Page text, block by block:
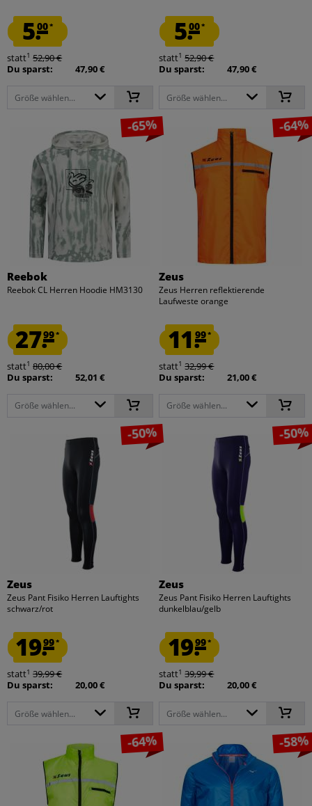
5.00*
statt1 52,90 €
Du sparst:
47,90 €
Größe wählen...
5.00*
statt1 52,90 €
Du sparst:
47,90 €
Größe wählen...
-65%
Reebok
Reebok CL Herren Hoodie HM3130
27.99*
statt1 80,00 €
Du sparst:
52,01 €
Größe wählen...
-64%
Zeus
Zeus Herren reflektierende
Laufweste orange
11.99*
statt1 32,99 €
Du sparst:
21,00 €
Größe wählen...
-50%
Zeus
Zeus Pant Fisiko Herren Lauftights
schwarz/rot
19.99*
statt1 39,99 €
Du sparst:
20,00 €
Größe wählen...
-50%
Zeus
Zeus Pant Fisiko Herren Lauftights
dunkelblau/gelb
19.99*
statt1 39,99 €
Du sparst:
20,00 €
Größe wählen...
-64% -58%